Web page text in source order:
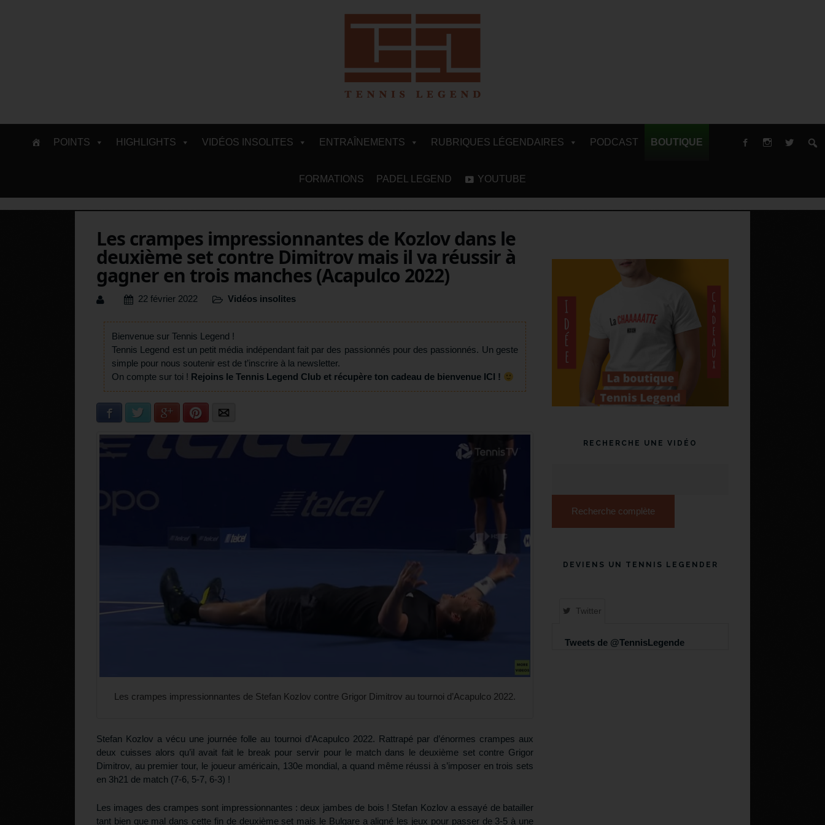
POINTS HIGHLIGHTS VIDÉOS INSOLITES ENTRAÎNEMENTS RUBRIQUES LÉGENDAIRES PODCAST BOUTIQUE
FORMATIONS PADEL LEGEND YOUTUBE
Les crampes impressionnantes de Kozlov dans le
deuxième set contre Dimitrov mais il va réussir à
gagner en trois manches (Acapulco 2022)
22 février 2022 Vidéos insolites
Bienvenue sur Tennis Legend !
Tennis Legend est un petit média indépendant fait par des passionnés pour des passionnés. Un geste
simple pour nous soutenir est de t’inscrire à la newsletter.
On compte sur toi ! Rejoins le Tennis Legend Club et récupère ton cadeau de bienvenue ICI !
Facebook Twitter Google+ Pinterest
Les crampes impressionnantes de Stefan Kozlov contre Grigor Dimitrov au tournoi d’Acapulco 2022.
Stefan Kozlov a vécu une journée folle au tournoi d’Acapulco 2022. Rattrapé par d’énormes crampes aux
deux cuisses alors qu’il avait fait le break pour servir pour le match dans le deuxième set contre Grigor
Dimitrov, au premier tour, le joueur américain, 130e mondial, a quand même réussi à s’imposer en trois sets
en 3h21 de match (7-6, 5-7, 6-3) !
Les images des crampes sont impressionnantes : deux jambes de bois ! Stefan Kozlov a essayé de batailler
tant bien que mal dans cette fin de deuxième set mais le Bulgare a aligné les jeux pour passer de 3-5 à une
RECHERCHE UNE VIDÉO
Recherche complète
DEVIENS UN TENNIS LEGENDER
Twitter
Tweets de @TennisLegende